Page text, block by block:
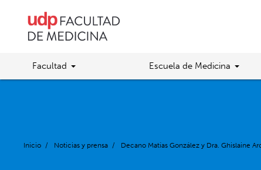
Facultad Escuela de Medicina
Inicio / Noticias y prensa / Decano Matías González y Dra. Ghislaine